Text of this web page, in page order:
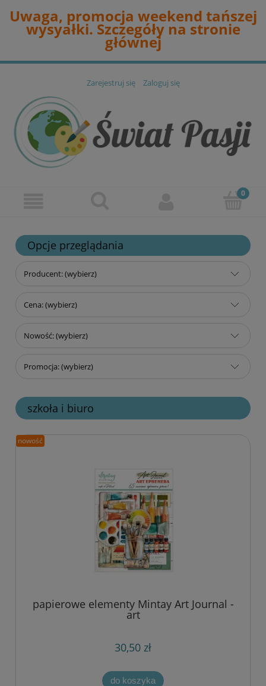
Uwaga, promocja weekend tańszej
wysyałki. Szczegóły na stronie
głównej
Zarejestruj się Zaloguj się
Opcje przeglądania
Producent: (wybierz)
Cena: (wybierz)
Nowość: (wybierz)
Promocja: (wybierz)
szkoła i biuro
papierowe elementy Mintay Art Journal -
art
30,50 zł
do koszyka
nowość